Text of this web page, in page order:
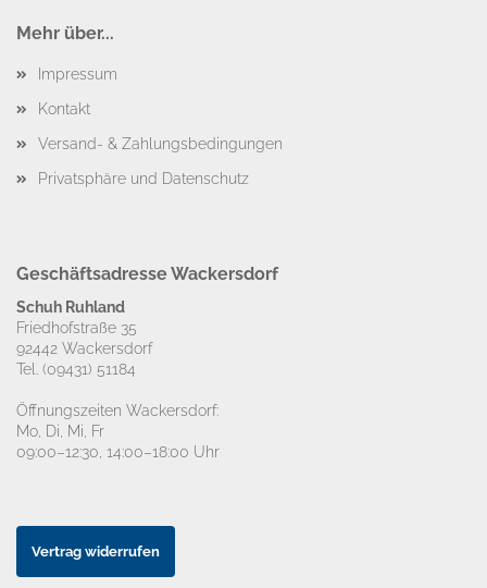
Mehr über...
Impressum
Kontakt
Versand- & Zahlungsbedingungen
Privatsphäre und Datenschutz
Geschäftsadresse Wackersdorf
Schuh Ruhland
Friedhofstraße 35
92442 Wackersdorf
Tel. (09431) 51184
Öffnungszeiten Wackersdorf:
Mo, Di, Mi, Fr
09:00–12:30, 14:00–18:00 Uhr
Vertrag widerrufen